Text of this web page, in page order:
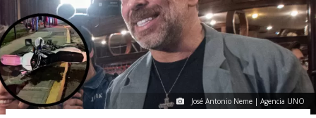
José Antonio Neme | Agencia UNO